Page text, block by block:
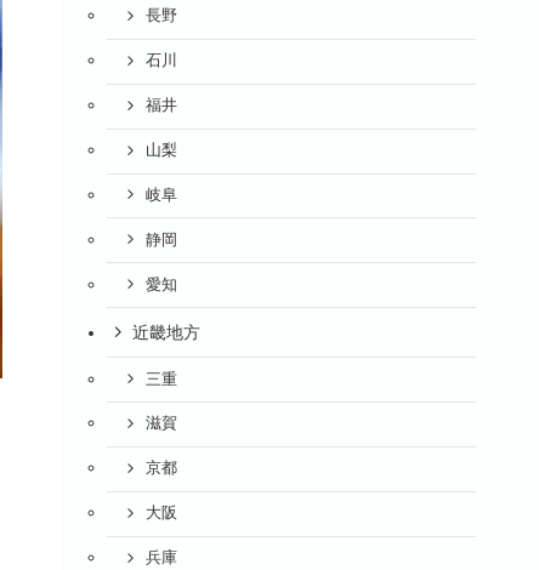
長野
石川
福井
山梨
岐阜
静岡
愛知
近畿地方
三重
滋賀
京都
大阪
兵庫